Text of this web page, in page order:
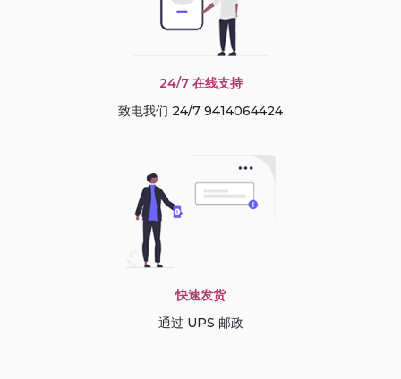
24/7 在线支持
致电我们 24/7 9414064424
快速发货
通过 UPS 邮政